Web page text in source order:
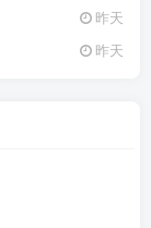
昨天
昨天